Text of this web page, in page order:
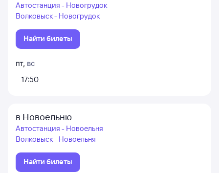
Автостанция - Новогрудок
Волковыск - Новогрудок
Найти билеты
пт, вс
17:50
в Новоельню
Автостанция - Новоельня
Волковыск - Новоельня
Найти билеты